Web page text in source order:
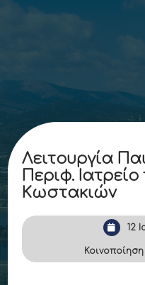
Λειτουργία
Περιφ.
Κωστακιών
12